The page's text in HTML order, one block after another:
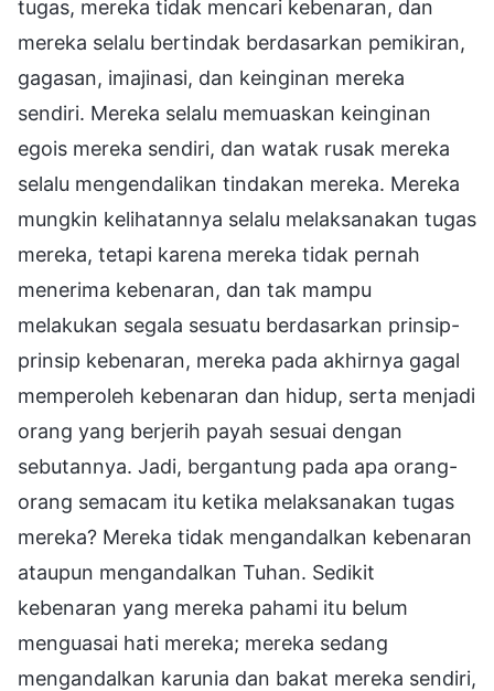
tugas, mereka tidak mencari kebenaran, dan
mereka selalu bertindak berdasarkan pemikiran,
gagasan, imajinasi, dan keinginan mereka
sendiri. Mereka selalu memuaskan keinginan
egois mereka sendiri, dan watak rusak mereka
selalu mengendalikan tindakan mereka. Mereka
mungkin kelihatannya selalu melaksanakan tugas
mereka, tetapi karena mereka tidak pernah
menerima kebenaran, dan tak mampu
melakukan segala sesuatu berdasarkan prinsip-
prinsip kebenaran, mereka pada akhirnya gagal
memperoleh kebenaran dan hidup, serta menjadi
orang yang berjerih payah sesuai dengan
sebutannya. Jadi, bergantung pada apa orang-
orang semacam itu ketika melaksanakan tugas
mereka? Mereka tidak mengandalkan kebenaran
ataupun mengandalkan Tuhan. Sedikit
kebenaran yang mereka pahami itu belum
menguasai hati mereka; mereka sedang
mengandalkan karunia dan bakat mereka sendiri,